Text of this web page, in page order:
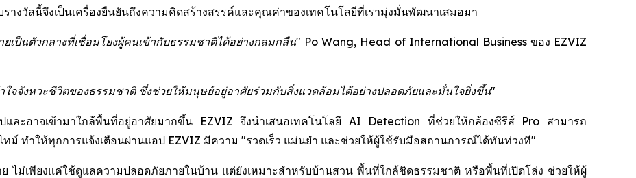
างวัลนี้จึงเป็นเครื่องยืนยันถึงความคิดสร้างสรรค์และคุณค่าของเทคโนโลยีที่เรามุ่งมั่นพัฒนาเสมอมา
เป็นตัวกลางที่เชื่อมโยงผู้คนเข้ากับธรรมชาติได้อย่างกลมกลืน" Po Wang, Head of International Business ของ EZVIZ
จจังหวะชีวิตของธรรมชาติ ซึ่งช่วยให้มนุษย์อยู่อาศัยร่วมกับสิ่งแวดล้อมได้อย่างปลอดภัยและมั่นใจยิ่งขึ้น"
ปและอาจเข้ามาใกล้พื้นที่อยู่อาศัยมากขึ้น EZVIZ จึงนำเสนอเทคโนโลยี AI Detection ที่ช่วยให้กล้องซีรีส์ Pro สามารถ
ม์ ทำให้ทุกการแจ้งเตือนผ่านแอป EZVIZ มีความ "รวดเร็ว แม่นยำ และช่วยให้ผู้ใช้รับมือสถานการณ์ได้ทันท่วงที"
ไม่เพียงแค่ใช้ดูแลความปลอดภัยภายในบ้าน แต่ยังเหมาะสำหรับบ้านสวน พื้นที่ใกล้ชิดธรรมชาติ หรือพื้นที่เปิดโล่ง ช่วยให้ผู้